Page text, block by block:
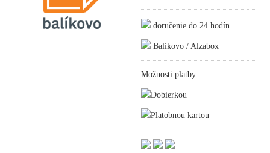
doručenie do 24 hodín
Balíkovo / Alzabox
Možnosti platby:
Dobierkou
Platobnou kartou